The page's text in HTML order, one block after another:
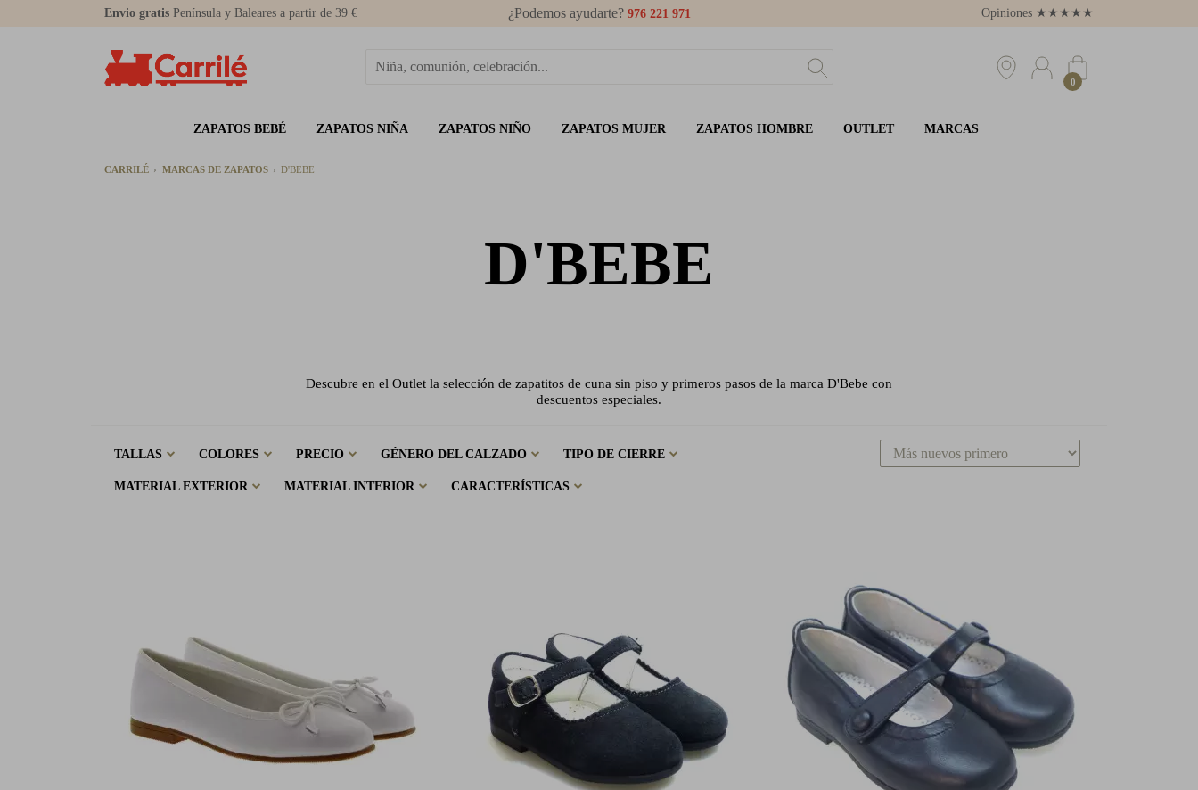
Envio gratis Península y Baleares a partir de 39 € ¿Podemos ayudarte? 976 221 971 Opiniones ★ ★ ★ ★ ★
0
ZAPATOS BEBÉ ZAPATOS NIÑA ZAPATOS NIÑO ZAPATOS MUJER ZAPATOS HOMBRE OUTLET MARCAS
CARRILÉ MARCAS DE ZAPATOS D'BEBE
D'BEBE
Descubre en el Outlet la selección de zapatitos de cuna sin piso y primeros pasos de la marca D'Bebe con
descuentos especiales.
TALLAS COLORES PRECIO GÉNERO DEL CALZADO TIPO DE CIERRE
MATERIAL EXTERIOR MATERIAL INTERIOR CARACTERÍSTICAS